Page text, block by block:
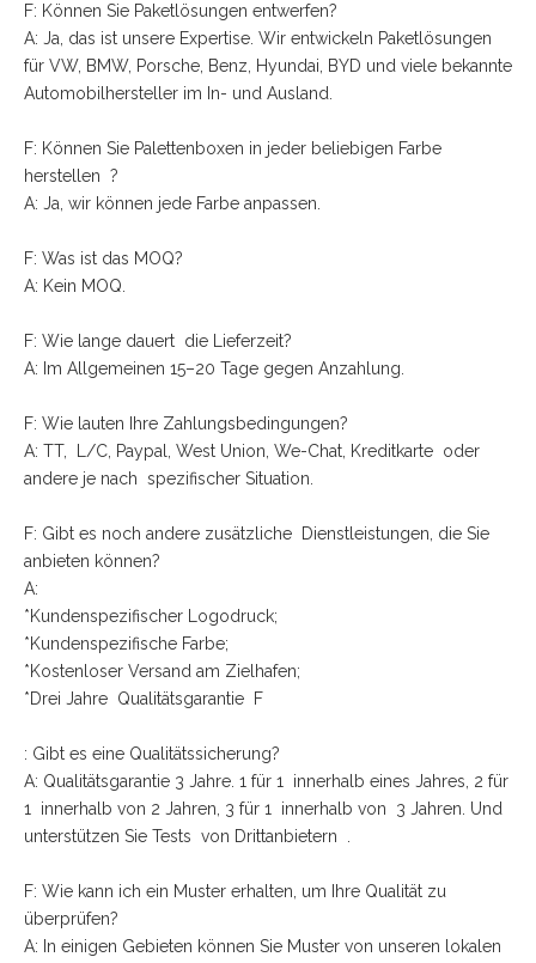
F: Können Sie Paketlösungen entwerfen?
A: Ja, das ist unsere Expertise. Wir entwickeln Paketlösungen
für VW, BMW, Porsche, Benz, Hyundai, BYD und viele bekannte
Automobilhersteller im In- und Ausland.
F: Können Sie Palettenboxen in jeder beliebigen Farbe
herstellen ?
A: Ja, wir können jede Farbe anpassen.
F: Was ist das MOQ?
A: Kein MOQ.
F: Wie lange dauert die Lieferzeit?
A: Im Allgemeinen 15–20 Tage gegen Anzahlung.
F: Wie lauten Ihre Zahlungsbedingungen?
A: TT, L/C, Paypal, West Union, We-Chat, Kreditkarte oder
andere je nach spezifischer Situation.
F: Gibt es noch andere zusätzliche Dienstleistungen, die Sie
anbieten können?
A:
*Kundenspezifischer Logodruck;
*Kundenspezifische Farbe;
*Kostenloser Versand am Zielhafen;
*Drei Jahre Qualitätsgarantie F
: Gibt es eine Qualitätssicherung?
A: Qualitätsgarantie 3 Jahre. 1 für 1 innerhalb eines Jahres, 2 für
1 innerhalb von 2 Jahren, 3 für 1 innerhalb von 3 Jahren. Und
unterstützen Sie Tests von Drittanbietern .
F: Wie kann ich ein Muster erhalten, um Ihre Qualität zu
überprüfen?
A: In einigen Gebieten können Sie Muster von unseren lokalen